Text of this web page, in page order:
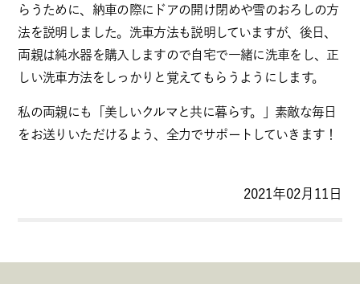
らうために、納車の際にドアの開け閉めや雪のおろしの方
法を説明しました。洗車方法も説明していますが、後日、
両親は純水器を購入しますので自宅で一緒に洗車をし、正
しい洗車方法をしっかりと覚えてもらうようにします。
私の両親にも「美しいクルマと共に暮らす。」素敵な毎日
をお送りいただけるよう、全力でサポートしていきます！
2021年02月11日